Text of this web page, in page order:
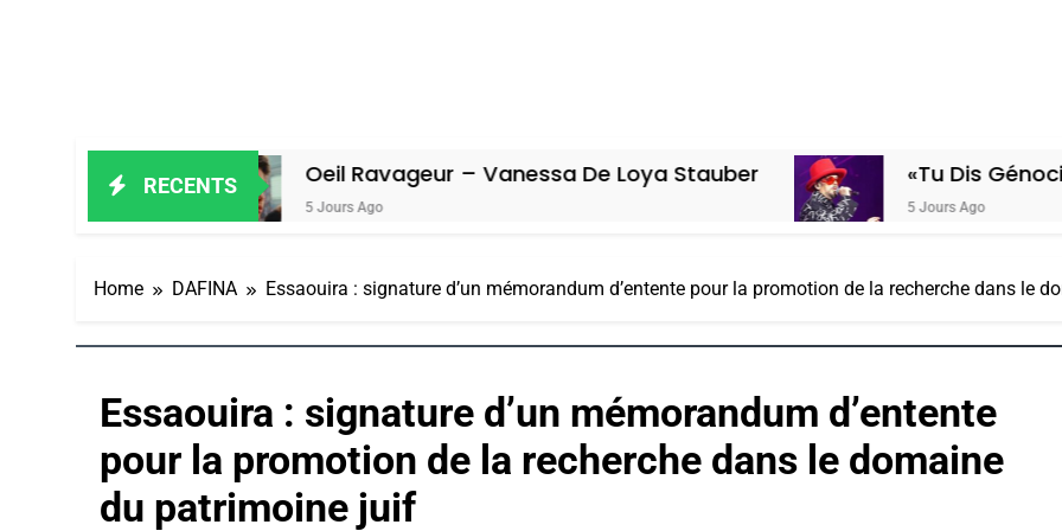
RECENTS
Oeil Ravageur – Vanessa De Loya Stauber «Tu Dis Génocide, Je Dis
5 Jours Ago
Home DAFINA Essaouira : signature d’un mémorandum d’entente pour la promotion de la recherche dans le
Essaouira : signature d’un mémorandum d’entente
pour la promotion de la recherche dans le domaine
du patrimoine juif